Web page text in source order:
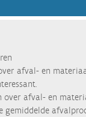
afval- en
over afval- en
gemiddelde